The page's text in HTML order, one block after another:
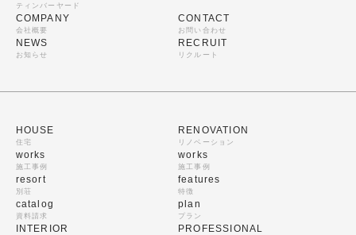
ティンバーヤード
COMPANY
会社概要
NEWS
お知らせ
CONTACT
お問い合わせ
RECRUIT
リクルート
HOUSE
住宅
works
施工事例
resort
別荘
catalog
資料請求
RENOVATION
リノベーション
works
施工事例
features
特徴
plan
プラン
INTERIOR PROFESSIONAL